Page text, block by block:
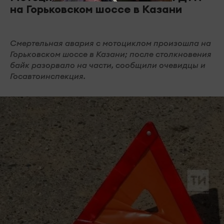
на Горьковском шоссе в Казани
Смертельная авария с мотоциклом произошла на
Горьковском шоссе в Казани; после столкновения
байк разорвало на части, сообщили очевидцы и
Госавтоинспекция.